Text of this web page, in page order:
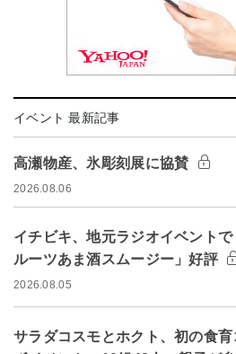
イベント 最新記事
高瀬物産、氷彫刻展に協賛
2026.08.06
イチビキ、地元ラジオイベントで
ルーツあま酒スムージー」好評
2026.08.05
サラダコスモとホクト、初の食育